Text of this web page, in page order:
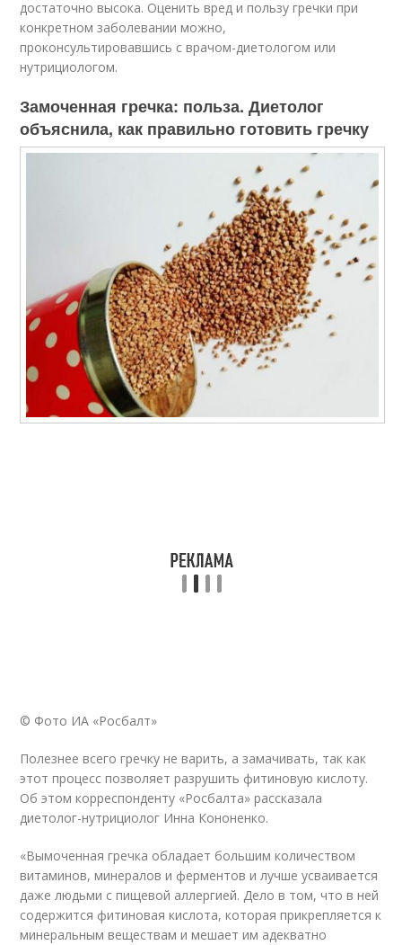
достаточно высока. Оценить вред и пользу гречки при
конкретном заболевании можно,
проконсультировавшись с врачом-диетологом или
нутрициологом.
Замоченная гречка: польза. Диетолог
объяснила, как правильно готовить гречку
© Фото ИА «Росбалт»
Полезнее всего гречку не варить, а замачивать, так как
этот процесс позволяет разрушить фитиновую кислоту.
Об этом корреспонденту «Росбалта» рассказала
диетолог-нутрициолог Инна Кононенко.
«Вымоченная гречка обладает большим количеством
витаминов, минералов и ферментов и лучше усваивается
даже людьми с пищевой аллергией. Дело в том, что в ней
содержится фитиновая кислота, которая прикрепляется к
минеральным веществам и мешает им адекватно